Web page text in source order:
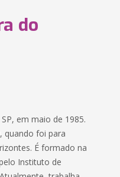
do
em maio de 1985.
quando foi para
É formado na
Instituto de